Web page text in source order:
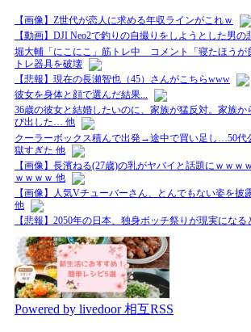
【画像】Z世代が恋人に求める年収ラインがこれｗ
【動画】DJI Neo2で釣りの自撮りをしようとした男の
堀大輔「にこにこ」筋トレ中 コメント「寝たほうが
トレ器具を破壊
【悲報】現在の長瀬智也（45）さんがこちらwww
彼女を身体と顔で選んだ結果...
36歳の彼女と結婚したいのに、家族が猛反対。家族
び出した… 他
クーラーボックス積んで出発→途中で買い足し…50代
獄すぎた 他
【画像】長濱ねる(27歳)の乳がヤバイと話題にｗｗｗ
ｗｗｗｗ 他
【画像】人気Vチューバーさん、とんでもない姿を披
他
【悲報】2050年の日本、独身ボッチ祭りが現実にな
Powered by livedoor 相互RSS